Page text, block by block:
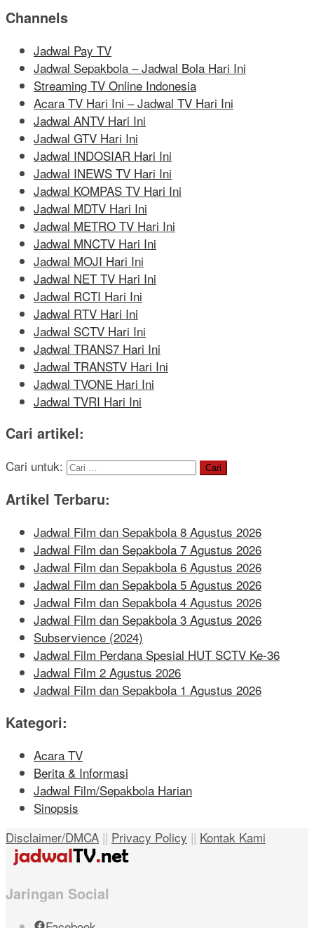
Channels
Jadwal Pay TV
Jadwal Sepakbola – Jadwal Bola Hari Ini
Streaming TV Online Indonesia
Acara TV Hari Ini – Jadwal TV Hari Ini
Jadwal ANTV Hari Ini
Jadwal GTV Hari Ini
Jadwal INDOSIAR Hari Ini
Jadwal INEWS TV Hari Ini
Jadwal KOMPAS TV Hari Ini
Jadwal MDTV Hari Ini
Jadwal METRO TV Hari Ini
Jadwal MNCTV Hari Ini
Jadwal MOJI Hari Ini
Jadwal NET TV Hari Ini
Jadwal RCTI Hari Ini
Jadwal RTV Hari Ini
Jadwal SCTV Hari Ini
Jadwal TRANS7 Hari Ini
Jadwal TRANSTV Hari Ini
Jadwal TVONE Hari Ini
Jadwal TVRI Hari Ini
Cari artikel:
Cari untuk:
Artikel Terbaru:
Jadwal Film dan Sepakbola 8 Agustus 2026
Jadwal Film dan Sepakbola 7 Agustus 2026
Jadwal Film dan Sepakbola 6 Agustus 2026
Jadwal Film dan Sepakbola 5 Agustus 2026
Jadwal Film dan Sepakbola 4 Agustus 2026
Jadwal Film dan Sepakbola 3 Agustus 2026
Subservience (2024)
Jadwal Film Perdana Spesial HUT SCTV Ke-36
Jadwal Film 2 Agustus 2026
Jadwal Film dan Sepakbola 1 Agustus 2026
Kategori:
Acara TV
Berita & Informasi
Jadwal Film/Sepakbola Harian
Sinopsis
Disclaimer/DMCA || Privacy Policy || Kontak Kami
Jaringan Social